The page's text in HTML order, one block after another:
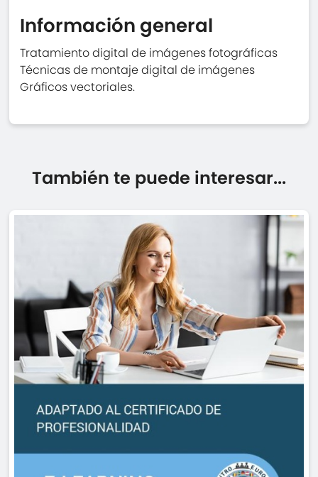
Información general
Tratamiento digital de imágenes fotográficas
Técnicas de montaje digital de imágenes
Gráficos vectoriales.
También te puede interesar...